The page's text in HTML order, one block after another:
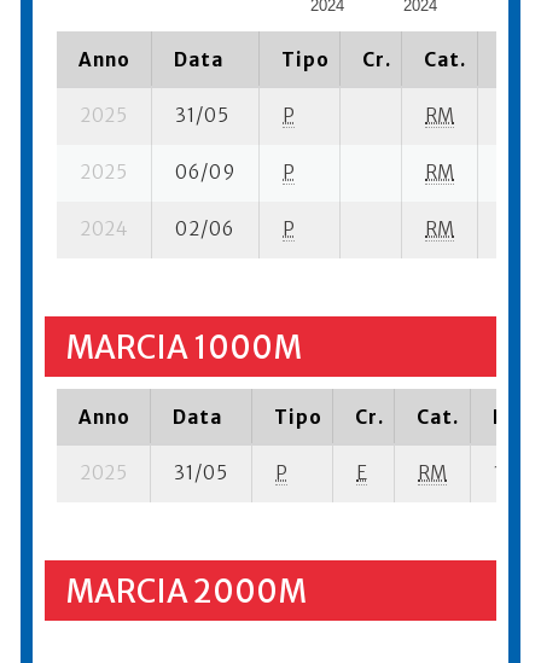
2024 2024
Anno Data Tipo Cr. Cat.
2025 31/05 P RM
2025 06/09 P RM
2024 02/06 P RM
MARCIA 1000M
Anno Data Tipo Cr. Cat.
2025 31/05 P E RM 1 su-
MARCIA 2000M